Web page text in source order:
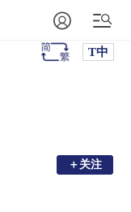
T中
＋关注
＋关注